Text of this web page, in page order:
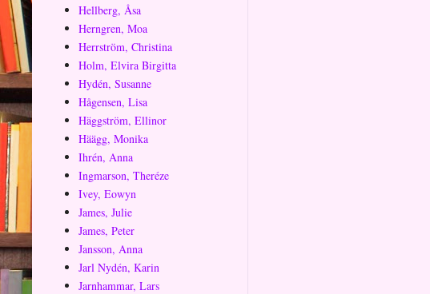
Hellberg, Åsa
Herngren, Moa
Herrström, Christina
Holm, Elvira Birgitta
Hydén, Susanne
Hågensen, Lisa
Häggström, Ellinor
Häägg, Monika
Ihrén, Anna
Ingmarson, Theréze
Ivey, Eowyn
James, Julie
James, Peter
Jansson, Anna
Jarl Nydén, Karin
Jarnhammar, Lars